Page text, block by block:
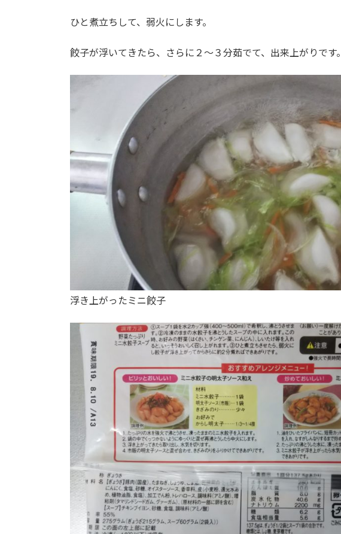
ひと煮立ちして、弱火にします。
餃子が浮いてきたら、さらに２～３分茹でて、出来上がりです。
浮き上がったミニ餃子